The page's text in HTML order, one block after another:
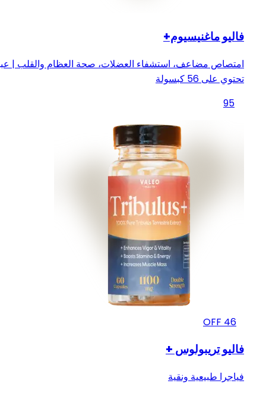
فاليو ماغنيسيوم+
امتصاص مضاعف، استشفاء العضلات، صحة العظام والقلب |
تحتوي على 56 كبسولة
95
46
فاليو تريبولوس +
فياجرا طبيعية ونقية